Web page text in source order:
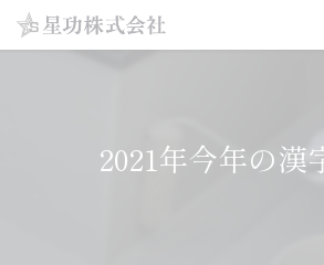
2021年今年の漢